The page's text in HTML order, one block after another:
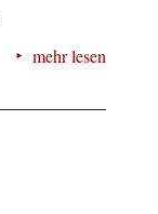
mehr lesen